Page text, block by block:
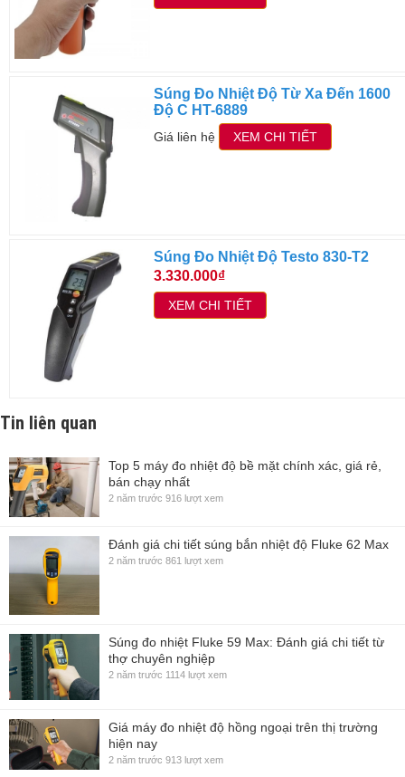
Súng Đo Nhiệt Độ Từ Xa Đến 1600
Độ C HT-6889
Giá liên hệ XEM CHI TIẾT
Súng Đo Nhiệt Độ Testo 830-T2
3.330.000₫
XEM CHI TIẾT
Tin liên quan
Top 5 máy đo nhiệt độ bề mặt chính xác, giá rẻ,
bán chạy nhất
2 năm trước 916 lượt xem
Đánh giá chi tiết súng bắn nhiệt độ Fluke 62 Max
2 năm trước 861 lượt xem
Súng đo nhiệt Fluke 59 Max: Đánh giá chi tiết từ
thợ chuyên nghiệp
2 năm trước 1114 lượt xem
Giá máy đo nhiệt độ hồng ngoại trên thị trường
hiện nay
2 năm trước 913 lượt xem